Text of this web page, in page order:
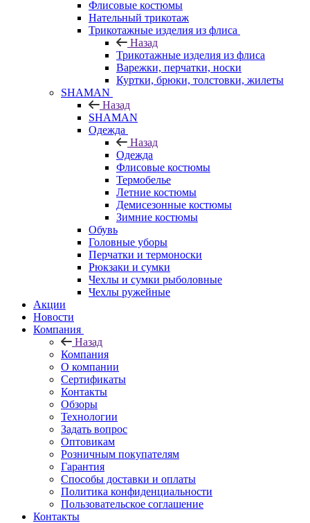
Флисовые костюмы
Нательный трикотаж
Трикотажные изделия из флиса
Назад
Трикотажные изделия из флиса
Варежки, перчатки, носки
Куртки, брюки, толстовки, жилеты
SHAMAN
Назад
SHAMAN
Одежда
Назад
Одежда
Флисовые костюмы
Термобелье
Летние костюмы
Демисезонные костюмы
Зимние костюмы
Обувь
Головные уборы
Перчатки и термоноски
Рюкзаки и сумки
Чехлы и сумки рыболовные
Чехлы ружейные
Акции
Новости
Компания
Назад
Компания
О компании
Сертификаты
Контакты
Обзоры
Технологии
Задать вопрос
Оптовикам
Розничным покупателям
Гарантия
Способы доставки и оплаты
Политика конфиденциальности
Пользовательское соглашение
Контакты